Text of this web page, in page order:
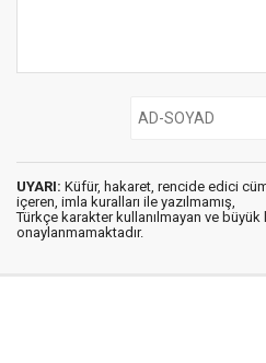
UYARI: Küfür, hakaret, rencide edici
içeren, imla kuralları ile yazılmamış,
Türkçe karakter kullanılmayan ve büyük
onaylanmamaktadır.